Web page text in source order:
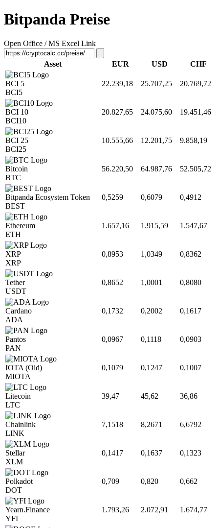
Bitpanda Preise
Open Office / MS Excel Link
Asset EUR USD CHF
BCI 5
BCI5
22.239,18 25.707,25 20.769,72
BCI 10
BCI10
20.827,65 24.075,60 19.451,46
BCI 25
BCI25
10.555,66 12.201,75 9.858,19
Bitcoin
BTC
56.220,50 64.987,76 52.505,72
Bitpanda Ecosystem Token
BEST
0,5259 0,6079 0,4912
Ethereum
ETH
1.657,16 1.915,59 1.547,67
XRP
XRP
0,8953 1,0349 0,8362
Tether
USDT
0,8652 1,0001 0,8080
Cardano
ADA
0,1732 0,2002 0,1617
Pantos
PAN
0,0967 0,1118 0,0903
IOTA (Old)
MIOTA
0,1079 0,1247 0,1007
Litecoin
LTC
39,47 45,62 36,86
Chainlink
LINK
7,1518 8,2671 6,6792
Stellar
XLM
0,1417 0,1637 0,1323
Polkadot
DOT
0,709 0,820 0,662
Yearn.Finance
YFI
1.793,26 2.072,91 1.674,77